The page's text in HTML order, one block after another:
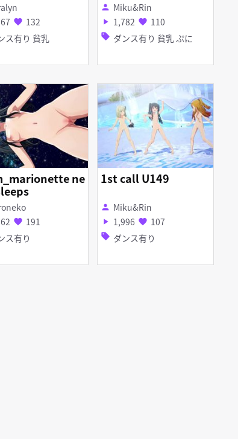
favorite 132
ダンス有り 貧乳
person Miku&Rin
play_arrow 1,782 favorite 110
sell ダンス有り 貧乳 ぷに
ne
favorite 191
ス有り
1st call U149
person Miku&Rin
play_arrow 1,996 favorite 107
sell ダンス有り